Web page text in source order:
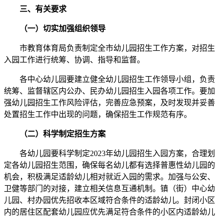
三、有关要求
（一）切实加强组织领导
市教育体育局负责制定全市幼儿园招生工作方案，对招生
入园工作进行统筹、协调、指导和监督。
各中心幼儿园要建立健全幼儿园招生工作领导小组，负责
统筹、监督辖区内公办、民办幼儿园招生入园各项工作。要加
强幼儿园招生工作风险评估，完善应急预案，及时发现并妥善
处置招生工作中出现的问题，确保招生工作规范有序。
（二）科学制定招生方案
各幼儿园要科学制定2023年幼儿园招生入园方案，合理划
定各幼儿园招生范围，确保每名幼儿都有选择普惠性幼儿园的
机会，积极满足适龄幼儿相对就近入园的需求。加强与公安、
卫健等部门的对接，建立相关信息互通机制。镇（街）中心幼
儿园、村办园优先招收本区域符合条件的适龄幼儿。封闭小区
内的居住区配套幼儿园应优先满足符合条件的小区内适龄幼儿